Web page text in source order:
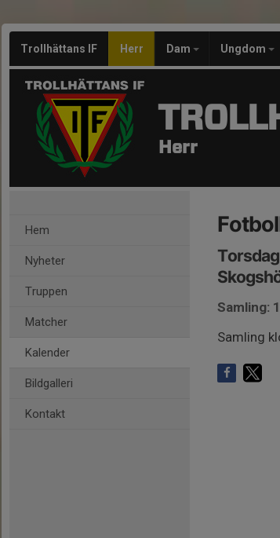
Trollhättans IF Herr Dam Ungdom
Herr
Hem
Nyheter
Truppen
Matcher
Kalender
Bildgalleri
Kontakt
Samling:
Samling